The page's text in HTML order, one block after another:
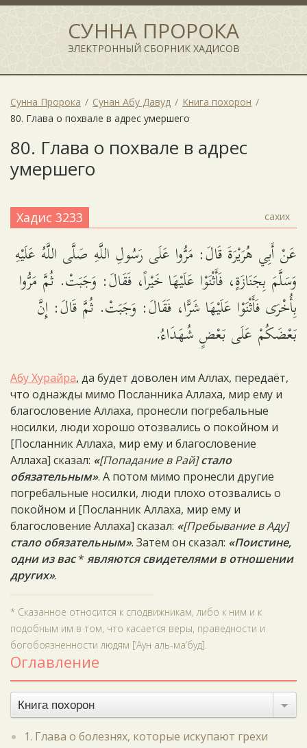
СУННА ПРОРОКА
ЭЛЕКТРОННЫЙ СБОРНИК ХАДИСОВ
Сунна Пророка Сунан Абу Давуд
Книга похорон
80. Глава о похвале в адрес умершего
80. Глава о похвале в адрес
умершего
Хадис 3233 сахих
عَنْ أَبِي هُرَيْرَةَ قَالَ: مَرُّوا عَلَى رَسُولِ اللَّهِ صَلَّى اللَّهُ عَلَيْهِ
وَسَلَّمَ بِجَنَازَةٍ، فَأَثْنَوْا عَلَيْهَا خَيْراً، فَقَالَ: وَجَبَتْ. ثُمَّ مَرُّوا
بِأُخْرَى فَأَثْنَوْا عَلَيْهَا شَرًّا، فَقَالَ: وَجَبَتْ. ثُمَّ قَالَ: إِنَّ
بَعْضَكُمْ عَلَى بَعْضٍ شُهَدَاءُ.
Абу Хурайра, да будет доволен им Аллах, передаёт,
что однажды мимо Посланника Аллаха, мир ему и
благословение Аллаха, пронесли погребальные
носилки, люди хорошо отозвались о покойном и
[Посланник Аллаха, мир ему и благословение
Аллаха] сказал: «[Попадание в Рай]стало
обязательным». А потом мимо пронесли другие
погребальные носилки, люди плохо отозвались о
покойном и [Посланник Аллаха, мир ему и
благословение Аллаха] сказал: «[Пребывание в Аду]
стало обязательным». Затем он сказал: «Поистине,
одни из вас* являются свидетелями в отношении
других».
* Сказанное относится к сподвижникам, либо к ним и к
подобным им в том, что касается веры, праведности и
богобоязненности людям [‘Аун аль-ма‘буд].
Оглавление
Книга похорон
1. Глава о болезнях, которые искупают грехи